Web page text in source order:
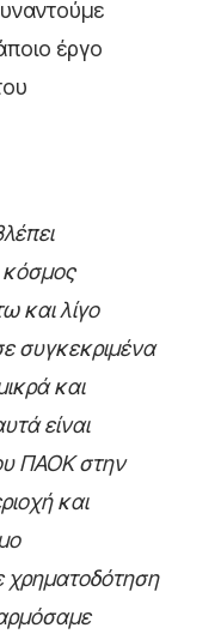
έργο
κόσμος
και λίγο
συγκεκριμένα
και
είναι
ΠΑΟΚ στην
και
χρηματοδότηση